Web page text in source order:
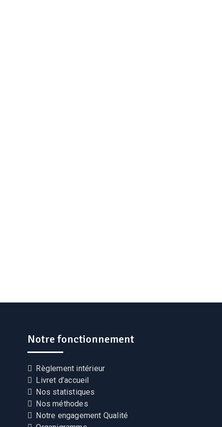
Notre fonctionnement
Règlement intérieur
Livret d’accueil
Nos statistiques
Nos méthodes
Notre engagement Qualité